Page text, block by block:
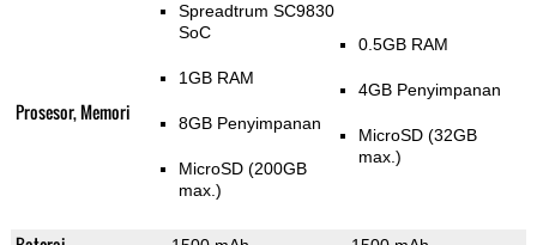
Prosesor, Memori
Spreadtrum SC9830
SoC
1GB RAM
8GB Penyimpanan
MicroSD (200GB
max.)
0.5GB RAM
4GB Penyimpanan
MicroSD (32GB
max.)